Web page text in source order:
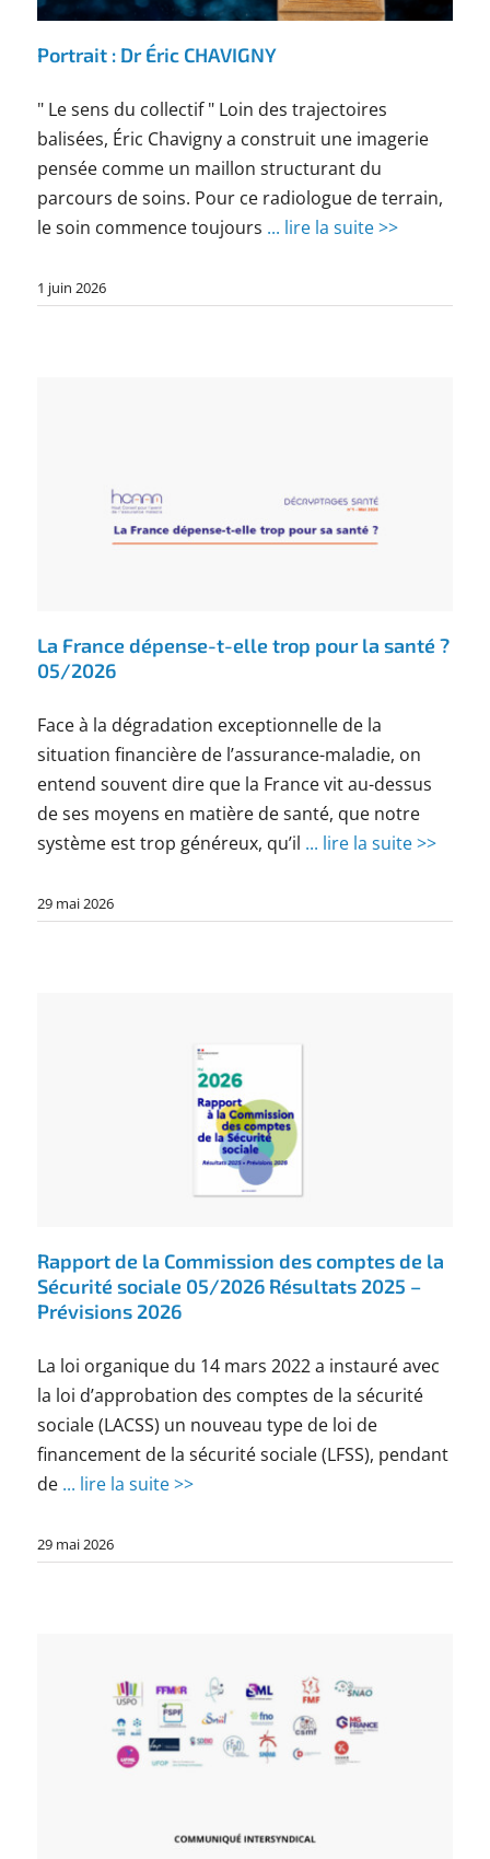
Portrait : Dr Éric CHAVIGNY
" Le sens du collectif " Loin des trajectoires
balisées, Éric Chavigny a construit une imagerie
pensée comme un maillon structurant du
parcours de soins. Pour ce radiologue de terrain,
le soin commence toujours ... lire la suite >>
1 juin 2026
La France dépense-t-elle trop pour la santé ?
05/2026
Face à la dégradation exceptionnelle de la
situation financière de l’assurance-maladie, on
entend souvent dire que la France vit au-dessus
de ses moyens en matière de santé, que notre
système est trop généreux, qu’il ... lire la suite >>
29 mai 2026
Rapport de la Commission des comptes de la
Sécurité sociale 05/2026 Résultats 2025 –
Prévisions 2026
La loi organique du 14 mars 2022 a instauré avec
la loi d’approbation des comptes de la sécurité
sociale (LACSS) un nouveau type de loi de
financement de la sécurité sociale (LFSS), pendant
de... lire la suite >>
29 mai 2026